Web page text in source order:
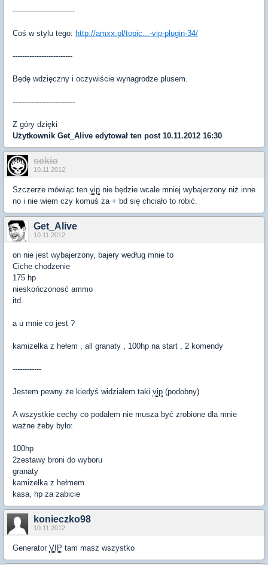
--------------------------
Coś w stylu tego: http://amxx.pl/topic...-vip-plugin-34/
-------------------------
Będę wdzięczny i oczywiście wynagrodze plusem.
--------------------------
Z góry dzięki
Użytkownik Get_Alive edytował ten post 10.11.2012 16:30
sekio
10.11.2012
Szczerze mówiąc ten vip nie będzie wcale mniej wybajerzony niż inne
no i nie wiem czy komuś za + bd się chciało to robić.
Get_Alive
10.11.2012
on nie jest wybajerzony, bajery według mnie to
Ciche chodzenie
175 hp
nieskończonosć ammo
itd.
a u mnie co jest ?
kamizelka z hełem , all granaty , 100hp na start , 2 komendy
------------
Jestem pewny że kiedyś widziałem taki vip (podobny)
A wszystkie cechy co podałem nie musza być zrobione dla mnie
ważne żeby było:
100hp
2zestawy broni do wyboru
granaty
kamizelka z hełmem
kasa, hp za zabicie
konieczko98
10.11.2012
Generator VIP tam masz wszystko